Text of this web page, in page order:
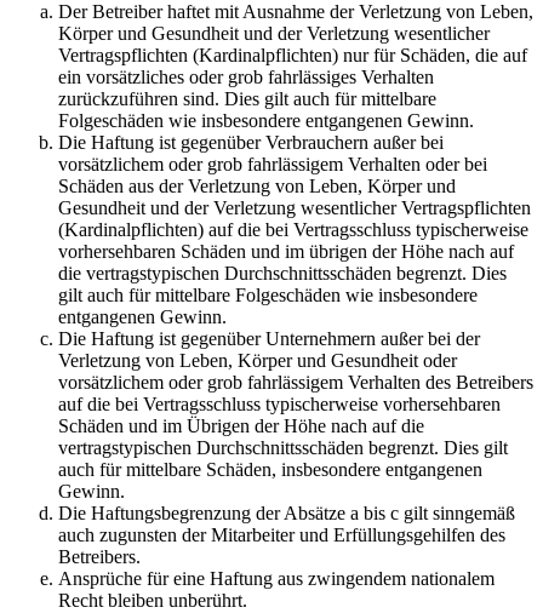
Der Betreiber haftet mit Ausnahme der Verletzung von Leben,
Körper und Gesundheit und der Verletzung wesentlicher
Vertragspflichten (Kardinalpflichten) nur für Schäden, die auf
ein vorsätzliches oder grob fahrlässiges Verhalten
zurückzuführen sind. Dies gilt auch für mittelbare
Folgeschäden wie insbesondere entgangenen Gewinn.
Die Haftung ist gegenüber Verbrauchern außer bei
vorsätzlichem oder grob fahrlässigem Verhalten oder bei
Schäden aus der Verletzung von Leben, Körper und
Gesundheit und der Verletzung wesentlicher Vertragspflichten
(Kardinalpflichten) auf die bei Vertragsschluss typischerweise
vorhersehbaren Schäden und im übrigen der Höhe nach auf
die vertragstypischen Durchschnittsschäden begrenzt. Dies
gilt auch für mittelbare Folgeschäden wie insbesondere
entgangenen Gewinn.
Die Haftung ist gegenüber Unternehmern außer bei der
Verletzung von Leben, Körper und Gesundheit oder
vorsätzlichem oder grob fahrlässigem Verhalten des Betreibers
auf die bei Vertragsschluss typischerweise vorhersehbaren
Schäden und im Übrigen der Höhe nach auf die
vertragstypischen Durchschnittsschäden begrenzt. Dies gilt
auch für mittelbare Schäden, insbesondere entgangenen
Gewinn.
Die Haftungsbegrenzung der Absätze a bis c gilt sinngemäß
auch zugunsten der Mitarbeiter und Erfüllungsgehilfen des
Betreibers.
Ansprüche für eine Haftung aus zwingendem nationalem
Recht bleiben unberührt.